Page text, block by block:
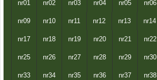
nr01 nr02 nr03 nr04 nr05 nr06
nr09 nr10 nr11 nr12 nr13 nr14
nr17 nr18 nr19 nr20 nr21 nr22
nr25 nr26 nr27 nr28 nr29 nr30
nr33 nr34 nr35 nr36 nr37 nr38